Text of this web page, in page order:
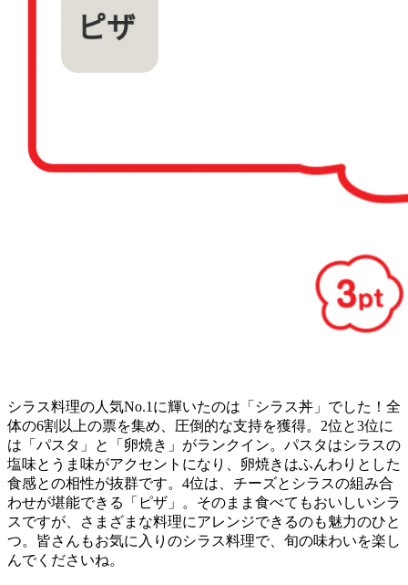
シラス料理の人気No.1に輝いたのは「シラス丼」でした！全
体の6割以上の票を集め、圧倒的な支持を獲得。2位と3位に
は「パスタ」と「卵焼き」がランクイン。パスタはシラスの
塩味とうま味がアクセントになり、卵焼きはふんわりとした
食感との相性が抜群です。4位は、チーズとシラスの組み合
わせが堪能できる「ピザ」。そのまま食べてもおいしいシラ
スですが、さまざまな料理にアレンジできるのも魅力のひと
つ。皆さんもお気に入りのシラス料理で、旬の味わいを楽し
んでくださいね。